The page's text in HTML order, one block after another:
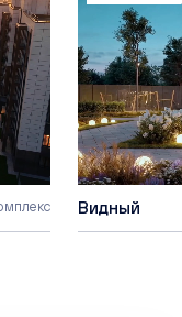
Видный